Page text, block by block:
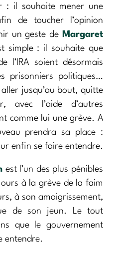
: il souhaite mener une
de toucher l’opinion
un geste de Margaret
simple : il souhaite que
l’IRA soient désormais
prisonniers politiques…
jusqu’au bout, quitte
avec l’aide d’autres
comme lui une grève. A
prendra sa place :
enfin se faire entendre.
est l’un des plus pénibles
à la grève de la faim
à son amaigrissement,
de son jeun. Le tout
que le gouvernement
entendre.